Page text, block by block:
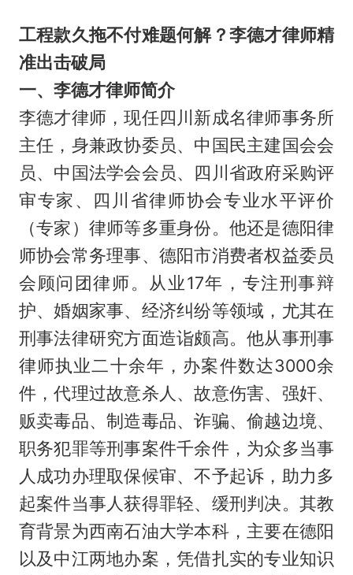
工程款久拖不付难题何解？李德才律师精
准出击破局
一、李德才律师简介
李德才律师，现任四川新成名律师事务所
主任，身兼政协委员、中国民主建国会会
员、中国法学会会员、四川省政府采购评
审专家、四川省律师协会专业水平评价
（专家）律师等多重身份。他还是德阳律
师协会常务理事、德阳市消费者权益委员
会顾问团律师。从业17年，专注刑事辩
护、婚姻家事、经济纠纷等领域，尤其在
刑事法律研究方面造诣颇高。他从事刑事
律师执业二十余年，办案件数达3000余
件，代理过故意杀人、故意伤害、强奸、
贩卖毒品、制造毒品、诈骗、偷越边境、
职务犯罪等刑事案件千余件，为众多当事
人成功办理取保候审、不予起诉，助力多
起案件当事人获得罪轻、缓刑判决。其教
育背景为西南石油大学本科，主要在德阳
以及中江两地办案，凭借扎实的专业知识